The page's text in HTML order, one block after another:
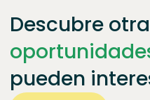
Descubre
pueden